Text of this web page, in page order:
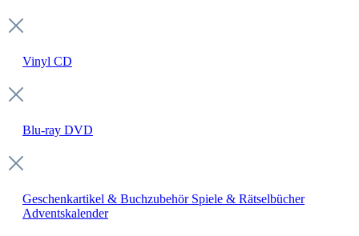
Vinyl CD
Blu-ray DVD
Geschenkartikel & Buchzubehör Spiele & Rätselbücher
Adventskalender